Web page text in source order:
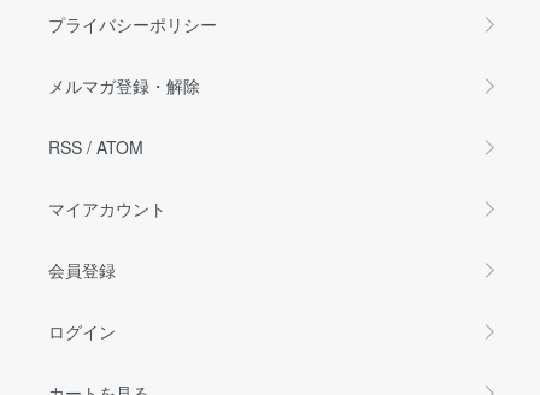
プライバシーポリシー
メルマガ登録・解除
RSS / ATOM
マイアカウント
会員登録
ログイン